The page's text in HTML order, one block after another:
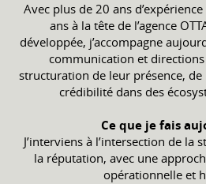
Avec plus de 20 ans
ans à la tête de l’agence
développée, j’accompagne
communication et
structuration de leur présence,
crédibilité dans des
Ce que je fais
J’interviens à l’intersection de la
la réputation, avec une
opérationnelle et